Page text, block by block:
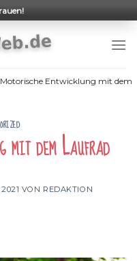
Motorische Entwicklung mit dem
dem Laufrad
VON REDAKTION